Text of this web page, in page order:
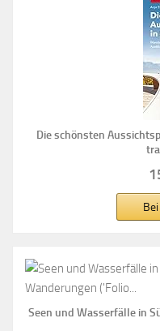
Die schönsten
Seen und Wasserfälle in